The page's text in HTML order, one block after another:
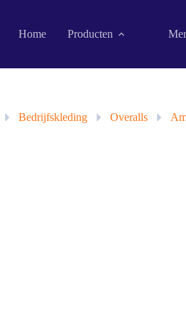
Home Producten
» Bedrijfskleding » Overalls »